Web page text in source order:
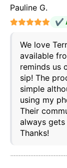
Pauline G.
✔
We love
available
reminds us
sip! The
simple
using my
Their
always gets
Thanks!